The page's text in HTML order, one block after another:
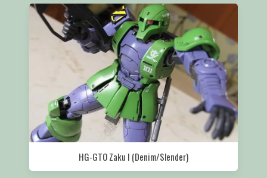
HG-GTO Zaku I (Denim/Slender)